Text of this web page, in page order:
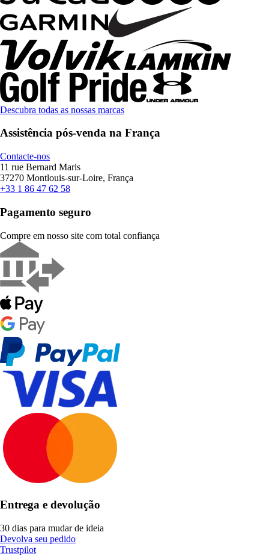
Descubra todas as nossas marcas
Assistência pós-venda na França
Contacte-nos
11 rue Bernard Maris
37270 Montlouis-sur-Loire, França
+33 1 86 47 62 58
Pagamento seguro
Compre em nosso site com total confiança
Entrega e devolução
30 dias para mudar de ideia
Devolva seu pedido
Trustpilot